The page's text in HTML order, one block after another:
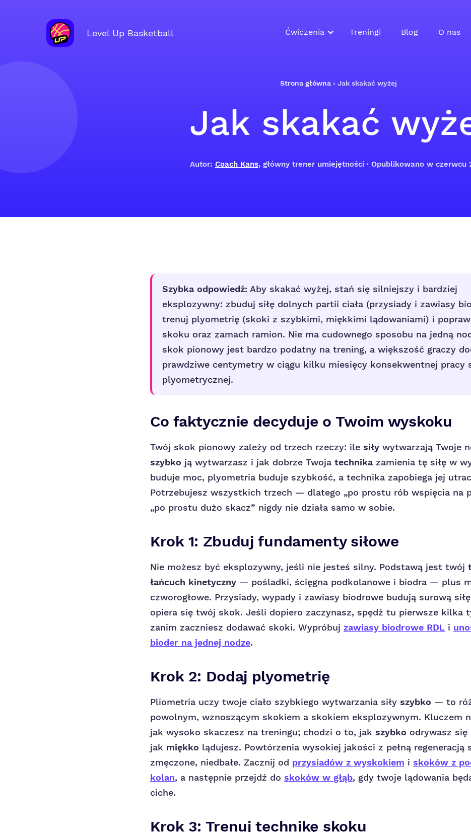
Level Up Basketball Ćwiczenia Treningi Blog O nas
Strona główna › Jak skakać wyżej
Jak skakać
Autor: Coach Kans, główny trener umiejętności · Opublikowano w czerwcu
Szybka odpowiedź: Aby skakać wyżej, stań się silniejszy i bardziej
eksplozywny: zbuduj siłę dolnych partii ciała (przysiady i zawiasy
trenuj plyometrię (skoki z szybkimi, miękkimi lądowaniami) i
skoku oraz zamach ramion. Nie ma cudownego sposobu na jedną
skok pionowy jest bardzo podatny na trening, a większość graczy
prawdziwe centymetry w ciągu kilku miesięcy konsekwentnej pracy
plyometrycznej.
Co faktycznie decyduje o Twoim wyskoku
Twój skok pionowy zależy od trzech rzeczy: ile siły wytwarzają Twoje
szybko ją wytwarzasz i jak dobrze Twoja technika zamienia tę siłę w
buduje moc, plyometria buduje szybkość, a technika zapobiega jej
Potrzebujesz wszystkich trzech — dlatego „po prostu rób wspięcia na
„po prostu dużo skacz” nigdy nie działa samo w sobie.
Krok 1: Zbuduj fundamenty siłowe
Nie możesz być eksplozywny, jeśli nie jesteś silny. Podstawą jest twój
łańcuch kinetyczny — pośladki, ścięgna podkolanowe i biodra — plus
czworogłowe. Przysiady, wypady i zawiasy biodrowe budują surową
opiera się twój skok. Jeśli dopiero zaczynasz, spędź tu pierwsze kilka
zanim zaczniesz dodawać skoki. Wypróbuj zawiasy biodrowe RDL i
bioder na jednej nodze.
Krok 2: Dodaj plyometrię
Pliometria uczy twoje ciało szybkiego wytwarzania siły szybko — to
powolnym, wznoszącym skokiem a skokiem eksplozywnym. Kluczem
jak wysoko skaczesz na treningu; chodzi o to, jak szybko odrywasz się
jak miękko lądujesz. Powtórzenia wysokiej jakości z pełną regeneracją
zmęczone, niedbałe. Zacznij od przysiadów z wyskokiem i skoków z
kolan, a następnie przejdź do skoków w głąb, gdy twoje lądowania
ciche.
Krok 3: Trenuj technikę skoku